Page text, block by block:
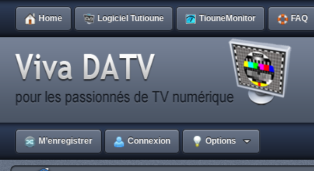
Home Logiciel Tutioune TiouneMonitor FAQ
M’enregistrer Connexion Options